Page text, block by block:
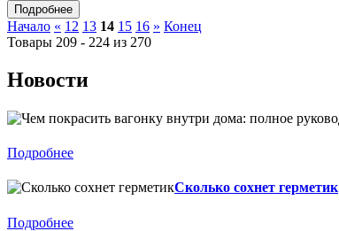
Начало « 12 13 14 15 16 » Конец
Товары 209 - 224 из 270
Новости
Подробнее
Сколько сохнет герметик
Подробнее